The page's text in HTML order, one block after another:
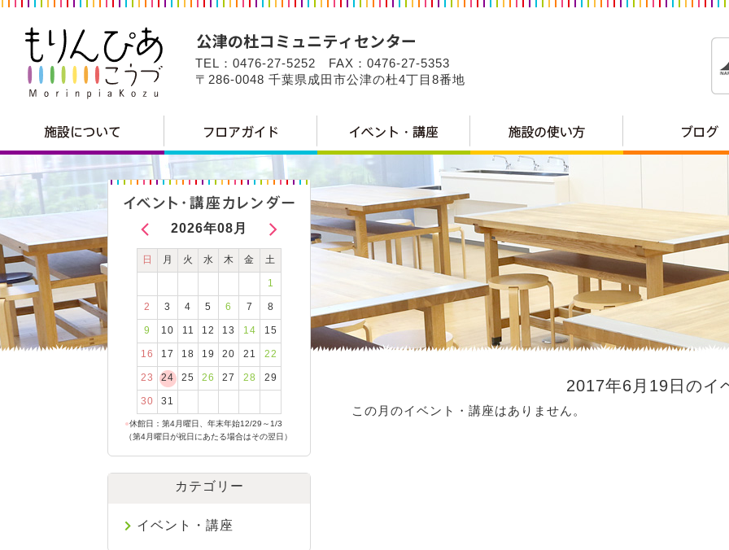
TEL：0476-27-5252 FAX：0476-27-5353
〒286-0048 千葉県成田市公津の杜4丁目8番地
2017年6月19日のイ
この月のイベント・講座はありません。
2026年08月
日 月 火 水 木 金 土
1
2 3 4 5 6 7 8
9 10 11 12 13 14 15
16 17 18 19 20 21 22
23 24 25 26 27 28 29
30 31
●休館日：第4月曜日、年末年始12/29～1/3
（第4月曜日が祝日にあたる場合はその翌日）
カテゴリー
イベント・講座